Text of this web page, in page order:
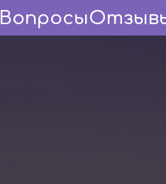
Вопросы